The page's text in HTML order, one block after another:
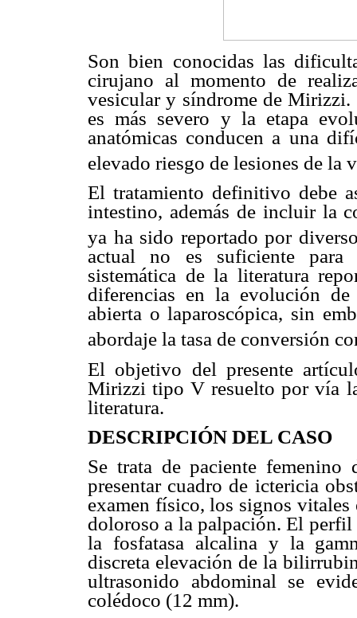
Son bien conocidas las
cirujano al momento de
vesicular y síndrome de
es más severo y la etapa
anatómicas conducen a una
elevado riesgo de lesiones de la
El tratamiento definitivo debe
intestino, además de incluir la
ya ha sido reportado por
actual no es suficiente para
sistemática de la literatura
diferencias en la evolución
abierta o laparoscópica, sin
abordaje la tasa de conversión
El objetivo del presente
Mirizzi tipo V resuelto por vía
literatura.
DESCRIPCIÓN DEL CASO
Se trata de paciente
presentar cuadro de ictericia
examen físico, los signos vitales
doloroso a la palpación. El
la fosfatasa alcalina y la
discreta elevación de la
ultrasonido abdominal se
colédoco (12 mm).